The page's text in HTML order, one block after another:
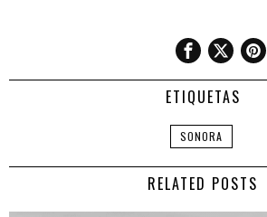
ETIQUETAS
SONORA
RELATED POSTS